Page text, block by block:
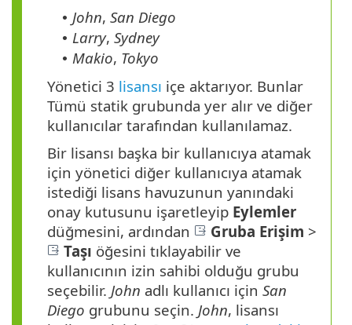
• John, San Diego
• Larry, Sydney
• Makio, Tokyo
Yönetici 3 lisansı içe aktarıyor. Bunlar
Tümü statik grubunda yer alır ve diğer
kullanıcılar tarafından kullanılamaz.
Bir lisansı başka bir kullanıcıya atamak
için yönetici diğer kullanıcıya atamak
istediği lisans havuzunun yanındaki
onay kutusunu işaretleyip Eylemler
düğmesini, ardından
Gruba Erişim >
Taşı öğesini tıklayabilir ve
kullanıcının izin sahibi olduğu grubu
seçebilir. John adlı kullanıcı için San
Diego grubunu seçin. John, lisansı